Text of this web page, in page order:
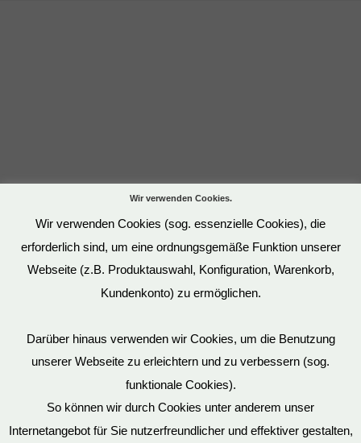
Datenschutz
Wir verwenden Cookies.
Wir verwenden Cookies (sog. essenzielle Cookies), die
erforderlich sind, um eine ordnungsgemäße Funktion unserer
Webseite (z.B. Produktauswahl, Konfiguration, Warenkorb,
Kundenkonto) zu ermöglichen.
Darüber hinaus verwenden wir Cookies, um die Benutzung
unserer Webseite zu erleichtern und zu verbessern (sog.
funktionale Cookies).
So können wir durch Cookies unter anderem unser
Internetangebot für Sie nutzerfreundlicher und effektiver gestalten,